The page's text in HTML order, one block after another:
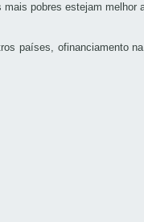
pobres estejam melhor
países, ofinanciamento